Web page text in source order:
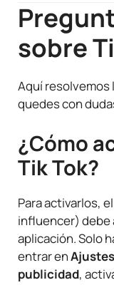
sobre
Aquí resolvemos
quedes con
¿Cómo
Tik Tok?
Para activarlos,
influencer) debe
aplicación. Solo
entrar en
publicidad,